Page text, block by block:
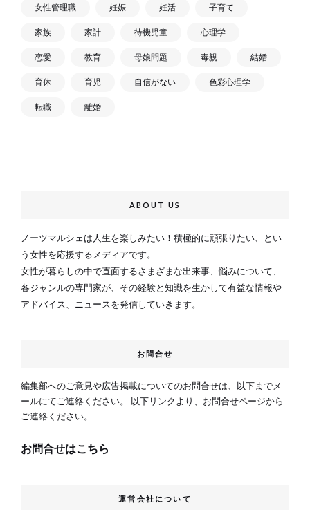
女性管理職 妊娠 妊活 子育て
家族 家計 待機児童 心理学
恋愛 教育 母娘問題 毒親 結婚
育休 育児 自信がない 色彩心理学
転職 離婚
ABOUT US
ノーツマルシェは人生を楽しみたい！積極的に頑張りたい、とい
う女性を応援するメディアです。
女性が暮らしの中で直面するさまざまな出来事、悩みについて、
各ジャンルの専門家が、その経験と知識を生かして有益な情報や
アドバイス、ニュースを発信していきます。
お問合せ
編集部へのご意見や広告掲載についてのお問合せは、以下までメ
ールにてご連絡ください。 以下リンクより、お問合せページから
ご連絡ください。
お問合せはこちら
運営会社について